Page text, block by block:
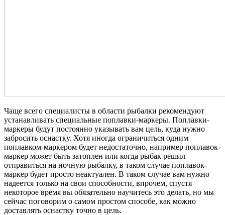
Чаще всего специалисты в области рыбалки рекомендуют
устанавливать специальные поплавки-маркеры. Поплавки-
маркеры будут постоянно указывать вам цель, куда нужно
забросить оснастку. Хотя иногда ограничиться одним
поплавком-маркером будет недостаточно, например поплавок-
маркер может быть затоплен или когда рыбак решил
отправиться на ночную рыбалку, в таком случае поплавок-
маркер будет просто неактуален. В таком случае вам нужно
надеется только на свои способности, впрочем, спустя
некоторое время вы обязательно научитесь это делать, но мы
сейчас поговорим о самом простом способе, как можно
доставлять оснастку точно в цель.